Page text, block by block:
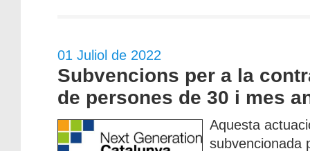
01 Juliol de 2022
Subvencions per a la
de persones de 30 i mes
Aquesta
subvencionada